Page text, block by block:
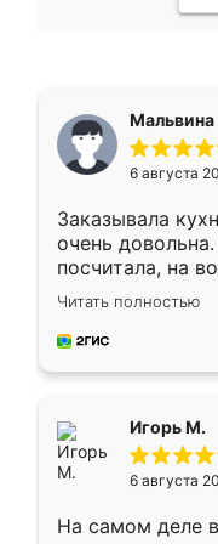
Мальвина
6 августа
Заказывала
очень
посчитала, на
Замерщик
делу со всей
за день, ребята
Читать полностью
Игорь М.
6 августа
На самом деле